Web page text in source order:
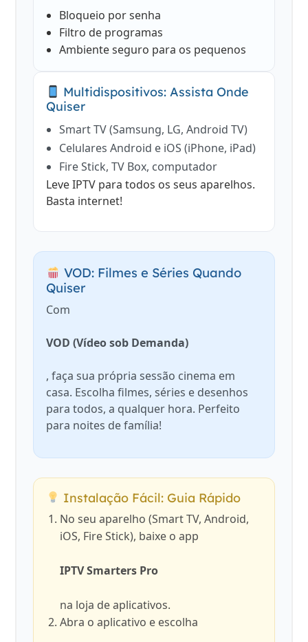
Bloqueio por senha
Filtro de programas
Ambiente seguro para os pequenos
Multidispositivos: Assista Onde
Quiser
Smart TV (Samsung, LG, Android TV)
Celulares Android e iOS (iPhone, iPad)
Fire Stick, TV Box, computador
Leve IPTV para todos os seus aparelhos.
Basta internet!
VOD: Filmes e Séries Quando
Quiser
Com
VOD (Vídeo sob Demanda)
, faça sua própria sessão cinema em
casa. Escolha filmes, séries e desenhos
para todos, a qualquer hora. Perfeito
para noites de família!
Instalação Fácil: Guia Rápido
No seu aparelho (Smart TV, Android,
iOS, Fire Stick), baixe o app
IPTV Smarters Pro
na loja de aplicativos.
Abra o aplicativo e escolha